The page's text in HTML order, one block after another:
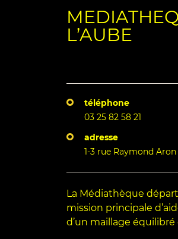
L’AUBE
téléphone
03 25 82 58 21
adresse
1-3 rue Raymond Aron
La Médiathèque
mission principale
d’un maillage